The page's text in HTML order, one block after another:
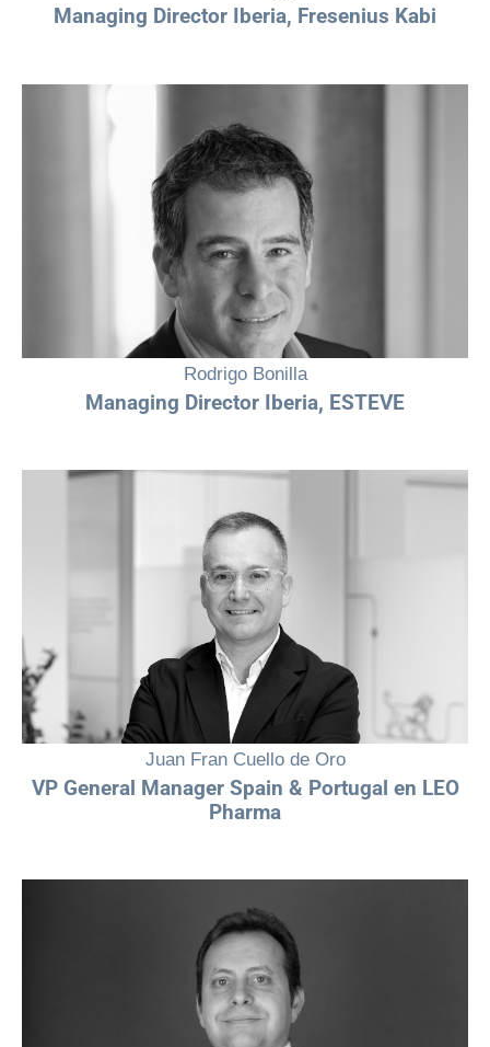
Managing Director Iberia, Fresenius Kabi
"La diversidad, en todas sus formas, nos hace más fuertes. El talento
no tiene género. Nuestro compromiso y responsabilidad está en crear
un entorno donde cada persona puede desplegar todo su potencial,
sin límites"
Rodrigo Bonilla
Managing Director Iberia, ESTEVE
Juan Fran Cuello de Oro
VP General Manager Spain & Portugal en LEO
Pharma
"Las mujeres juegan un papel fundamental en la industria
farmacéutica española, representando una gran parte de las
plantillas. Sin embargo, aún queda camino por recorrer para que su
presencia y liderazgo se reflejen en los puestos directivos y de alta